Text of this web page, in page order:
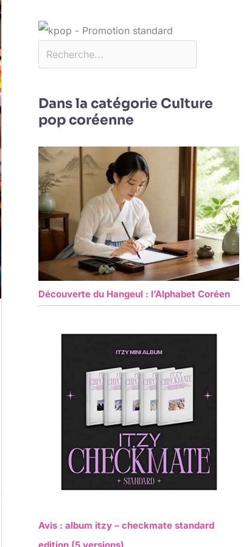
Dans la catégorie Culture
pop coréenne
Découverte du Hangeul : l’Alphabet Coréen
Avis : album itzy – checkmate standard